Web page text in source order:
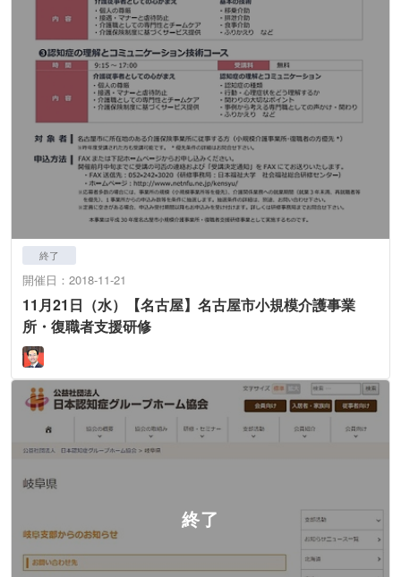
終了
開催日：2018-11-21
11月21日（水）【名古屋】名古屋市小規模介護事業
所・復職者支援研修